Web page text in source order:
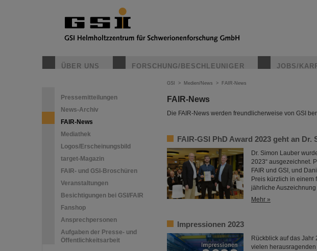
ÜBER UNS FORSCHUNG/BESCHLEUNIGER JOBS/
Pressemitteilungen
News-Archiv
FAIR-News
Mediathek
Logos/Erscheinungsbild
target-Magazin
FAIR- und GSI-Broschüren
Veranstaltungen
Besichtigungen bei GSI/FAIR
Fanshop
Ansprechpersonen
Aufgaben der Presse- und
Öffentlichkeitsarbeit
GSI > Medien/News > FAIR-News
FAIR-News
Die FAIR-News werden freundlicherweise von GSI
FAIR-GSI PhD Award 2023 geht an Dr.
Dr. Simon Lauber
2023“ ausgezeichnet.
FAIR und GSI, und
Preis kürzlich in einem
jährliche
Mehr »
Impressionen 2023
Rückblick auf das
vielen